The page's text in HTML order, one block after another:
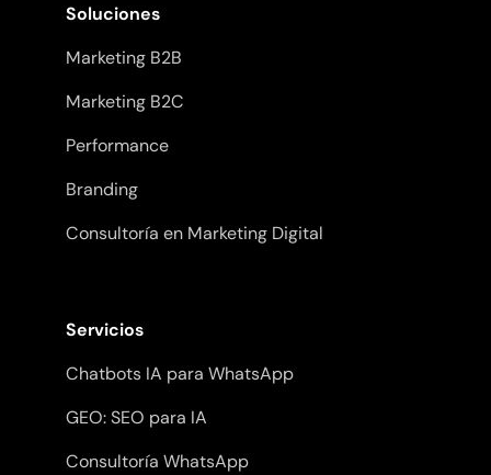
Soluciones
Marketing B2B
Marketing B2C
Performance
Branding
Consultoría en Marketing Digital
Servicios
Chatbots IA para WhatsApp
GEO: SEO para IA
Consultoría WhatsApp